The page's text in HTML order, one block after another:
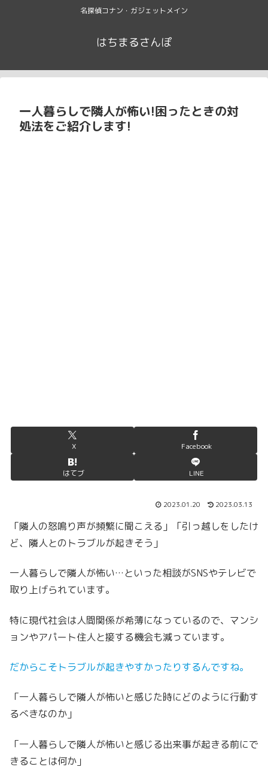
名探偵コナン・ガジェットメイン
はちまるさんぽ
一人暮らしで隣人が怖い!困ったときの対
処法をご紹介します!
X Facebook
はてブ LINE
2023.01.20 2023.03.13
「隣人の怒鳴り声が頻繁に聞こえる」「引っ越しをしたけ
ど、隣人とのトラブルが起きそう」
一人暮らしで隣人が怖い…といった相談がSNSやテレビで
取り上げられています。
特に現代社会は人間関係が希薄になっているので、マンシ
ョンやアパート住人と接する機会も減っています。
だからこそトラブルが起きやすかったりするんですね。
「一人暮らしで隣人が怖いと感じた時にどのように行動す
るべきなのか」
「一人暮らしで隣人が怖いと感じる出来事が起きる前にで
きることは何か」